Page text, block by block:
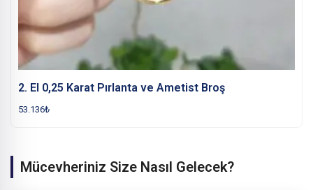
2. El 0,25 Karat Pırlanta ve Ametist Broş
53.136₺
Mücevheriniz Size Nasıl Gelecek?